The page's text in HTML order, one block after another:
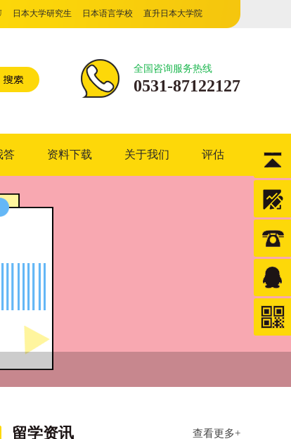
日本大学研究生 日本语言学校 直升日本大学院
全国咨询服务热线
0531-87122127
答 资料下载 关于我们 评估
留学资讯 查看更多+